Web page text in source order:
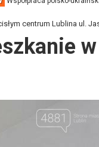
centrum Lublina ul.